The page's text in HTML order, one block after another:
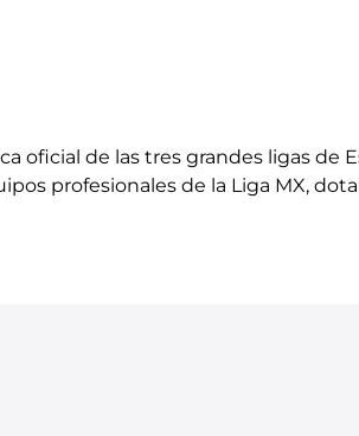
oficial de las tres grandes ligas de
profesionales de la Liga MX,